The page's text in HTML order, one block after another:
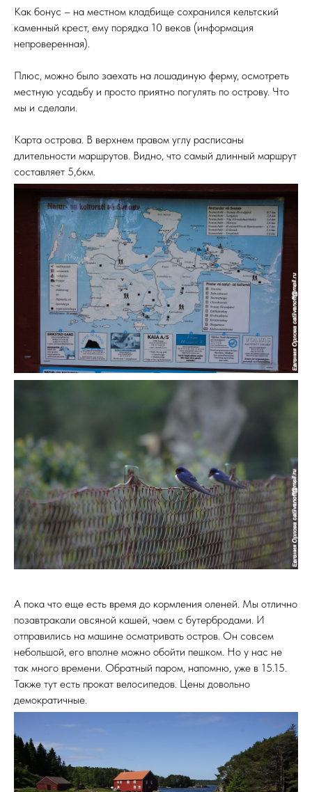
Как бонус – на местном кладбище сохранился кельтский
каменный крест, ему порядка 10 веков (информация
непроверенная).
Плюс, можно было заехать на лошадиную ферму, осмотреть
местную усадьбу и просто приятно погулять по острову. Что
мы и сделали.
Карта острова. В верхнем правом углу расписаны
длительности маршрутов. Видно, что самый длинный маршрут
составляет 5,6км.
А пока что еще есть время до кормления оленей. Мы отлично
позавтракали овсяной кашей, чаем с бутербродами. И
отправились на машине осматривать остров. Он совсем
небольшой, его вполне можно обойти пешком. Но у нас не
так много времени. Обратный паром, напомню, уже в 15.15.
Также тут есть прокат велосипедов. Цены довольно
демократичные.